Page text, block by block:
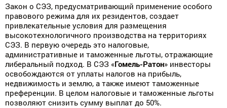
Закон о СЭЗ, предусматривающий применение особого
правового режима для их резидентов, создает
привлекательные условия для размещения
высокотехнологичного производства на территориях
СЭЗ. В первую очередь это налоговые,
административные и таможенные льготы, отражающие
либеральный подход. В СЭЗ «Гомель-Ратон» инвесторы
освобождаются от уплаты налогов на прибыль,
недвижимость и землю, а также имеют таможенные
преференции. В целом налоговые и таможенные льготы
позволяют снизить сумму выплат до 50%.